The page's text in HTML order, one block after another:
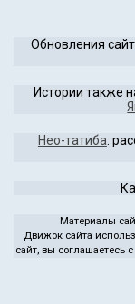
содержимому
Обновления
Истории также
Нео-татиба:
Материалы
Движок сайта
сайт, вы соглашаетесь